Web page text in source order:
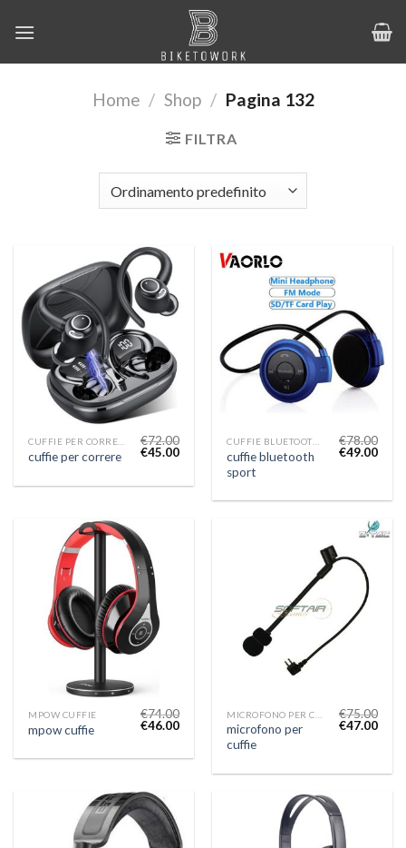
Home / Shop / Pagina 132
FILTRA
cuffie per correre
€72.00
€45.00
CUFFIE BLUETOOTH SPORT
cuffie bluetooth
sport
€78.00
€49.00
MPOW CUFFIE
mpow cuffie
€74.00
€46.00
microfono per
cuffie
€75.00
€47.00